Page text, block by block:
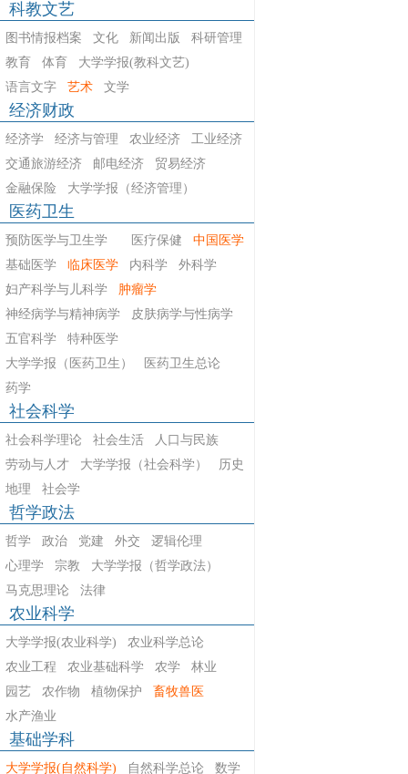
科教文艺
图书情报档案 文化 新闻出版
科研管理
教育
体育
大学学报(教科文艺)
语言文字
艺术 文学
经济财政
经济学 经济与管理 农业经济
工业经济
交通旅游经济
邮电经济
贸易经济
金融保险
大学学报（经济管理）
医药卫生
预防医学与卫生学 医疗保健
中国医学
基础医学
临床医学 内科学
外科学
妇产科学与儿科学
肿瘤学
神经病学与精神病学
皮肤病学与性病学
五官科学
特种医学
大学学报（医药卫生）
医药卫生总论
药学
社会科学
社会科学理论 社会生活
人口与民族
劳动与人才
大学学报（社会科学）
历史
地理
社会学
哲学政法
哲学 政治 党建 外交
逻辑伦理
心理学
宗教
大学学报（哲学政法）
马克思理论
法律
农业科学
大学学报(农业科学)
农业科学总论
农业工程
农业基础科学 农学
林业
园艺
农作物 植物保护
畜牧兽医
水产渔业
基础学科
大学学报(自然科学) 自然科学总论
数学